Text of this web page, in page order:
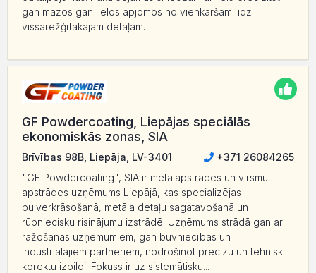
gan mazos gan lielos apjomos no vienkāršām līdz
vissarežģītākajām detaļām.
GF Powdercoating, Liepājas speciālās
ekonomiskās zonas, SIA
Brīvības 98B, Liepāja, LV-3401
+371 26084265
"GF Powdercoating", SIA ir metālapstrādes un virsmu
apstrādes uzņēmums Liepājā, kas specializējas
pulverkrāsošanā, metāla detaļu sagatavošanā un
rūpniecisku risinājumu izstrādē. Uzņēmums strādā gan ar
ražošanas uzņēmumiem, gan būvniecības un
industriālajiem partneriem, nodrošinot precīzu un tehniski
korektu izpildi. Fokuss ir uz sistemātisku...